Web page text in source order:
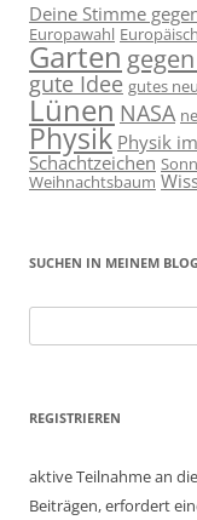
Deine Stimme
Europawahl
Garten
gute Idee gutes
Lünen NASA
Physik Physik
Schachtzeichen
Weihnachtsbaum
SUCHEN IN MEINEM BLOG
nach:
REGISTRIEREN
aktive Teilnahme an
Beiträgen, erfordert